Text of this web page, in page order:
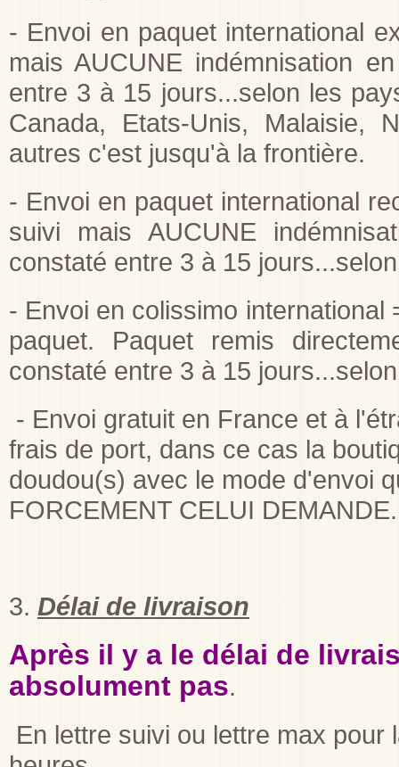
- Envoi en paquet international
mais AUCUNE indémnisation
entre 3 à 15 jours...selon les
Canada, Etats-Unis, Malaisie,
autres c'est jusqu'à la frontière.
- Envoi en paquet international
suivi mais AUCUNE
constaté entre 3 à 15
- Envoi en colissimo
paquet. Paquet remis
constaté entre 3 à 15
- Envoi gratuit en France et à
frais de port, dans ce cas la
doudou(s) avec le mode d'envoi
FORCEMENT CELUI DEMANDE.
3. Délai de livraison
Après il y a le délai de
absolument pas.
En lettre suivi ou lettre max